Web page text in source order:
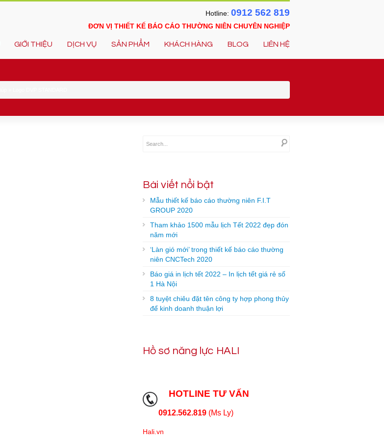
Hotline: 0912 562 819
ĐƠN VỊ THIẾT KẾ BÁO CÁO THƯỜNG NIÊN CHUYÊN NGHIỆP
GIỚI THIỆU DỊCH VỤ SẢN PHẨM KHÁCH HÀNG BLOG LIÊN HỆ
Bài viết nổi bật
Mẫu thiết kế báo cáo thường niên F.I.T
GROUP 2020
Tham khảo 1500 mẫu lịch Tết 2022 đẹp đón
năm mới
‘Làn gió mới’ trong thiết kế báo cáo thường
niên CNCTech 2020
Báo giá in lịch tết 2022 – In lịch tết giá rẻ số
1 Hà Nội
8 tuyệt chiêu đặt tên công ty hợp phong thủy
để kinh doanh thuận lợi
Hồ sơ năng lực HALI
HOTLINE TƯ VẤN
0912.562.819 (Ms Ly)
Hali.vn